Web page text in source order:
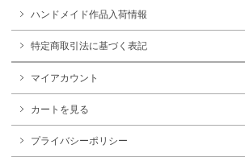
ハンドメイド作品入荷情報
特定商取引法に基づく表記
マイアカウント
カートを見る
プライバシーポリシー